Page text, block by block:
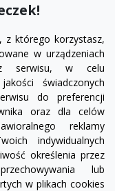
visibility
z którego korzystasz,
w urządzeniach
z serwisu, w celu
świadczonych
do preferencji
oraz dla celów
reklamy
indywidualnych
określenia przez
lub
w plikach cookies